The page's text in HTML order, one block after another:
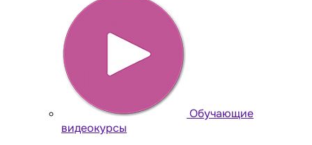
Обучающие
видеокурсы